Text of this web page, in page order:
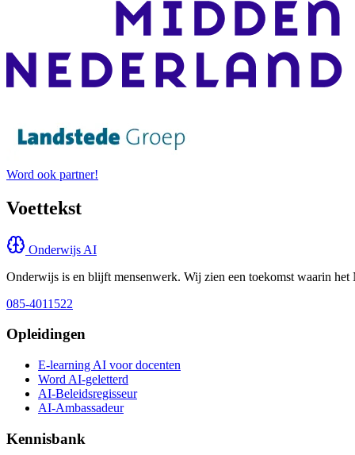
Word ook partner!
Voettekst
Onderwijs AI
Onderwijs is en blijft mensenwerk. Wij zien een toekomst waarin
085-4011522
Opleidingen
E-learning AI voor docenten
Word AI-geletterd
AI-Beleidsregisseur
AI-Ambassadeur
Kennisbank